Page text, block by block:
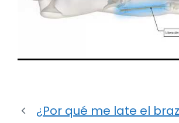
¿Por qué me late el